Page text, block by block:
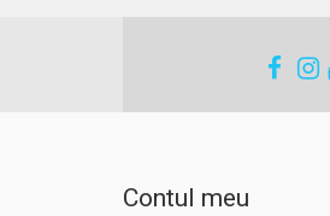
Contul meu